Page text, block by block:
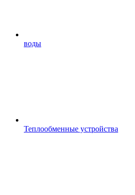
воды
Теплообменные устройства